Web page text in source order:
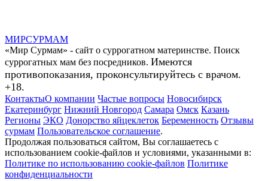
МИРСУРМАМ
«Мир Сурмам» - сайт о суррогатном материнстве. Поиск
суррогатных мам без посредников. Имеются
противопоказания, проконсультируйтесь с врачом.
+18.
КонтактыО компании Частые вопросы Новосибирск
Екатеринбург Нижний Новгород Самара Омск Казань
Регионы ЭКО Донорство яйцеклеток Беременность Отзывы
сурмам Пользовательское соглашение.
Продолжая пользоваться сайтом, Вы соглашаетесь с
использованием cookie-файлов и условиями, указанными в:
Политике по использованию cookie-файлов Политике
конфиденциальности